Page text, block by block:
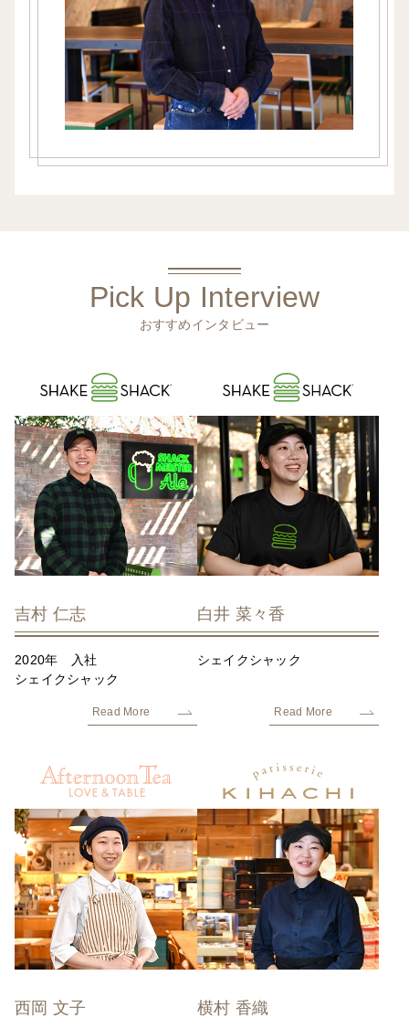
Pick Up Interview
おすすめインタビュー
吉村 仁志
2020年 入社
シェイクシャック
Read More
白井 菜々香
シェイクシャック
Read More
西岡 文子 横村 香織